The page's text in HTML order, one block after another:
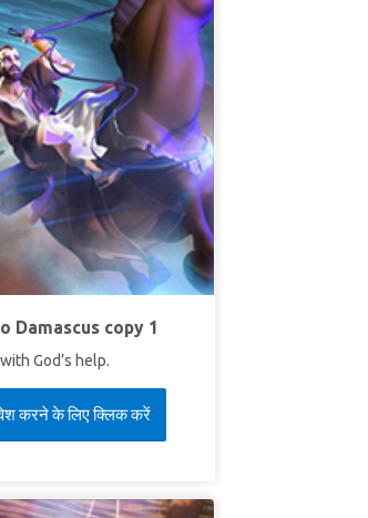
Damascus copy 1
God’s help.
करने के लिए क्लिक करें